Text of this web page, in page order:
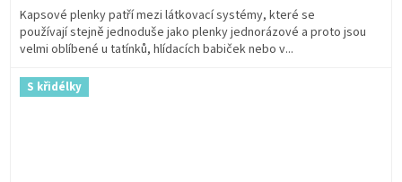
Kapsové plenky patří mezi látkovací systémy, které se
používají stejně jednoduše jako plenky jednorázové a proto jsou
velmi oblíbené u tatínků, hlídacích babiček nebo v...
S křidélky